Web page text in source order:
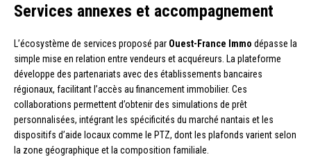
Services annexes et accompagnement
L’écosystème de services proposé par Ouest-France Immo dépasse la
simple mise en relation entre vendeurs et acquéreurs. La plateforme
développe des partenariats avec des établissements bancaires
régionaux, facilitant l’accès au financement immobilier. Ces
collaborations permettent d’obtenir des simulations de prêt
personnalisées, intégrant les spécificités du marché nantais et les
dispositifs d’aide locaux comme le PTZ, dont les plafonds varient selon
la zone géographique et la composition familiale.